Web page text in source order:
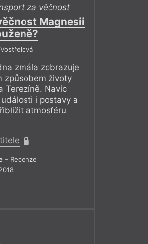
za věčnost
Magnesii
zmála zobrazuje
způsobem životy
Terezíně. Navíc
i postavy a
atmosféru
– Recenze